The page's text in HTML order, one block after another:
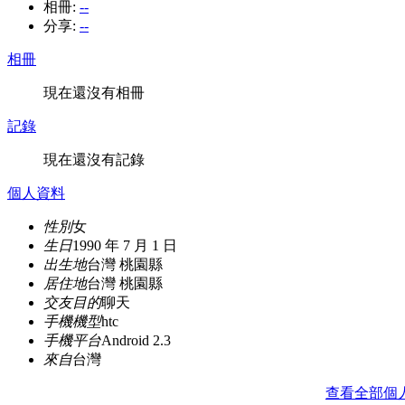
相冊: --
分享: --
相冊
現在還沒有相冊
記錄
現在還沒有記錄
個人資料
性別女
生日1990 年 7 月 1 日
出生地台灣 桃園縣
居住地台灣 桃園縣
交友目的聊天
手機機型htc
手機平台Android 2.3
來自台灣
查看全部個